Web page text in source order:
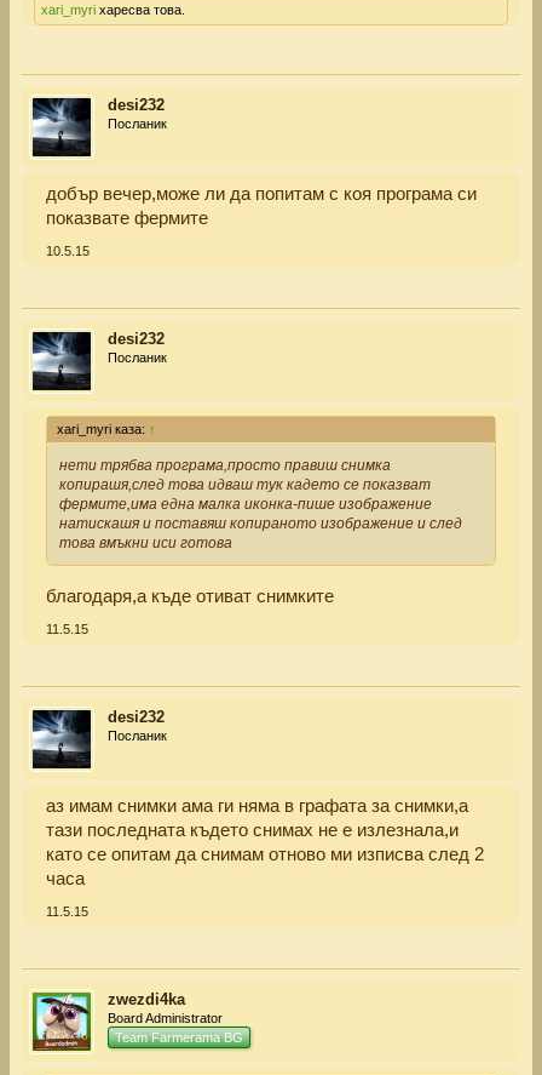
xari_myri харесва това.
desi232
Посланик
добър вечер,може ли да попитам с коя програма си
показвате фермите
10.5.15
desi232
Посланик
xari_myri каза: ↑
нети трябва програма,просто правиш снимка
копирашя,след това идваш тук кадето се показват
фермите,има една малка иконка-пише изображение
натискашя и поставяш копираното изображение и след
това вмъкни иси готова
благодаря,а къде отиват снимките
11.5.15
desi232
Посланик
аз имам снимки ама ги няма в графата за снимки,а
тази последната където снимах не е излезнала,и
като се опитам да снимам отново ми изписва след 2
часа
11.5.15
zwezdi4ka
Board Administrator
Team Farmerama BG